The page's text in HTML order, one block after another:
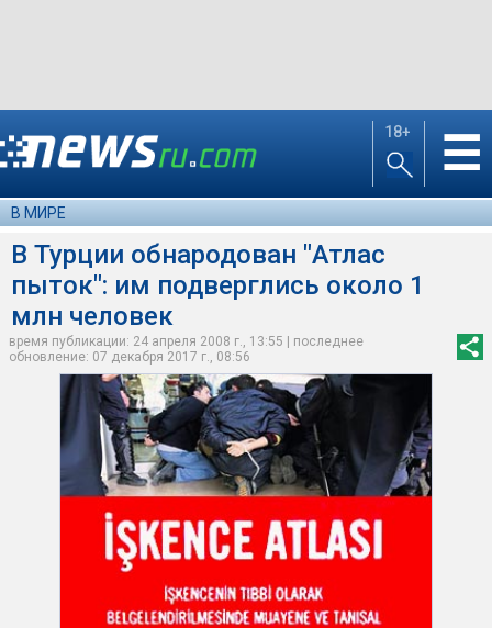
18+ ☰
В МИРЕ
В Турции обнародован "Атлас
пыток": им подверглись около 1
млн человек
время публикации: 24 апреля 2008 г., 13:55 | последнее
обновление: 07 декабря 2017 г., 08:56